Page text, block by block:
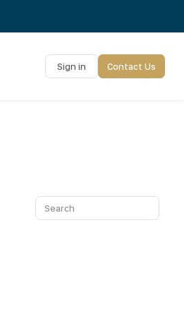
Sign in Contact Us